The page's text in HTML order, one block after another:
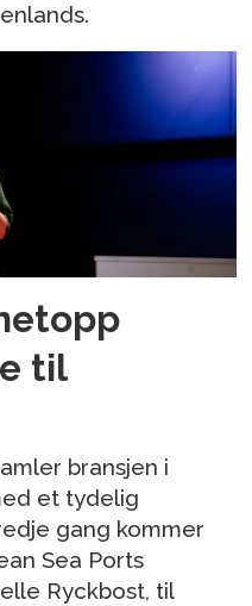
til
bransjen i
et tydelig
gang kommer
Sea Ports
Ryckbost, til